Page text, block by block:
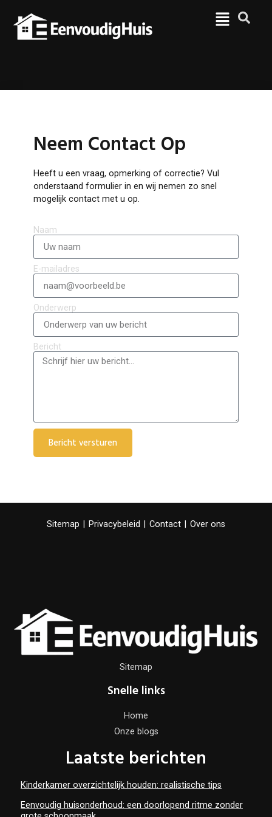
Neem Contact Op
Heeft u een vraag, opmerking of correctie? Vul
onderstaand formulier in en wij nemen zo snel
mogelijk contact met u op.
Naam
E-mailadres
Onderwerp
Bericht
Bericht versturen
Sitemap Privacybeleid Contact Over ons
Sitemap
Snelle links
Home
Onze blogs
Laatste berichten
Kinderkamer overzichtelijk houden: realistische tips
Eenvoudig huisonderhoud: een doorlopend ritme zonder